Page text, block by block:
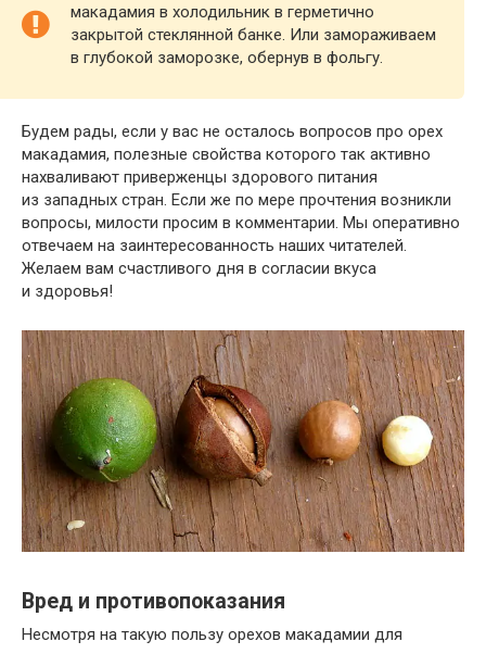
макадамия в холодильник в герметично
закрытой стеклянной банке. Или замораживаем
в глубокой заморозке, обернув в фольгу.
Будем рады, если у вас не осталось вопросов про орех
макадамия, полезные свойства которого так активно
нахваливают приверженцы здорового питания
из западных стран. Если же по мере прочтения возникли
вопросы, милости просим в комментарии. Мы оперативно
отвечаем на заинтересованность наших читателей.
Желаем вам счастливого дня в согласии вкуса
и здоровья!
Вред и противопоказания
Несмотря на такую пользу орехов макадамии для